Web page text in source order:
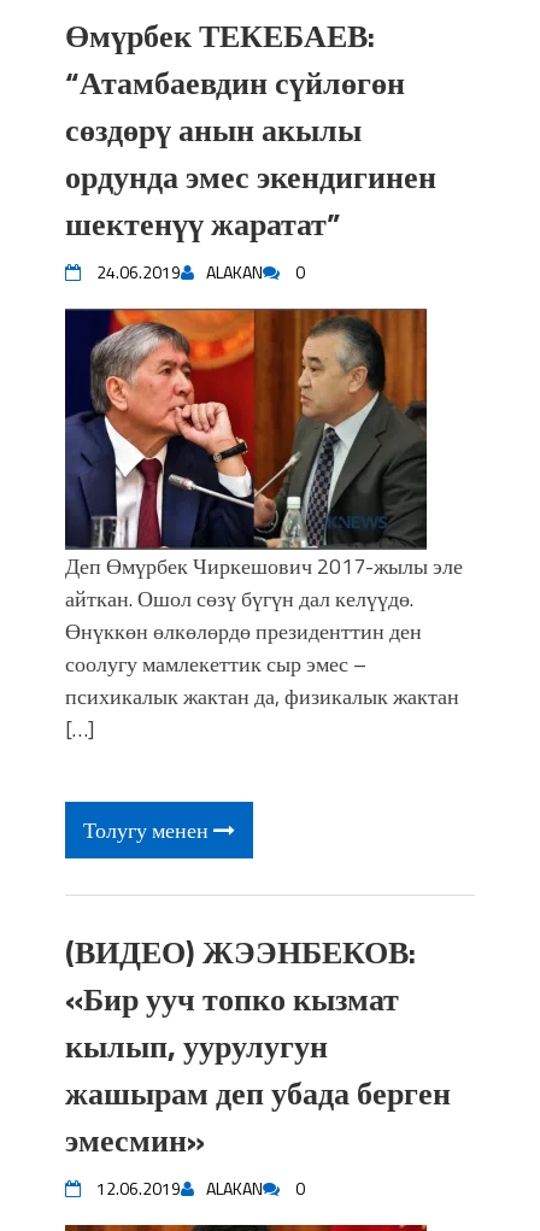
Өмүрбек ТЕКЕБАЕВ:
“Атамбаевдин сүйлөгөн
сөздөрү анын акылы
ордунда эмес экендигинен
шектенүү жаратат”
24.06.2019 ALAKAN 0
Деп Өмүрбек Чиркешович 2017-жылы эле
айткан. Ошол сөзү бүгүн дал келүүдө.
Өнүккөн өлкөлөрдө президенттин ден
соолугу мамлекеттик сыр эмес –
психикалык жактан да, физикалык жактан
[…]
Толугу менен
(ВИДЕО) ЖЭЭНБЕКОВ:
«Бир ууч топко кызмат
кылып, уурулугун
жашырам деп убада берген
эмесмин»
12.06.2019 ALAKAN 0